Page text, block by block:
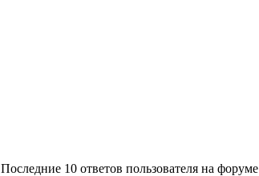
Последние 10 ответов пользователя на форуме